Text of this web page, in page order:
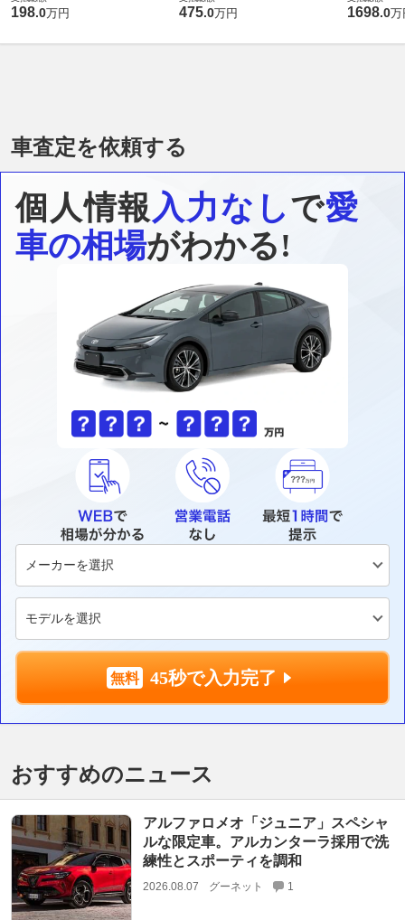
198.0万円 475.0万円 1698.0万
車査定を依頼する
個人情報入力なしで愛
車の相場がわかる!
45秒で入力完了
おすすめのニュース
アルファロメオ「ジュニア」スペシャ
ルな限定車。アルカンターラ採用で洗
練性とスポーティを調和
2026.08.07 グーネット 1